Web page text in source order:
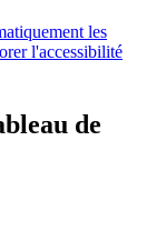
les
l'accessibilité
de